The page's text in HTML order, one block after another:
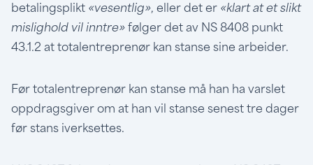
betalingsplikt «vesentlig», eller det er «klart at et slikt
mislighold vil inntre» følger det av NS 8408 punkt
43.1.2 at totalentreprenør kan stanse sine arbeider.
Før totalentreprenør kan stanse må han ha varslet
oppdragsgiver om at han vil stanse senest tre dager
før stans iverksettes.